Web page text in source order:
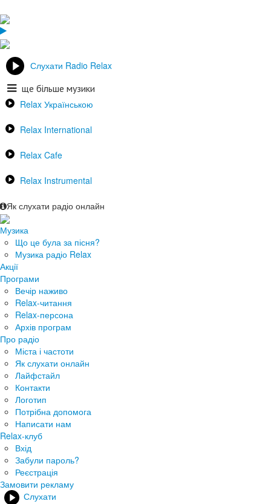
Слухати Radio Relax
ще більше музики
Relax Українською
Relax International
Relax Cafe
Relax Instrumental
Як слухати радіо онлайн
Музика
Що це була за пісня?
Музика радіо Relax
Акції
Програми
Вечір наживо
Relax-читання
Relax-персона
Архів програм
Про радіо
Міста і частоти
Як слухати онлайн
Лайфстайл
Контакти
Логотип
Потрібна допомога
Написати нам
Relax-клуб
Вхід
Забули пароль?
Реєстрація
Замовити рекламу
Слухати